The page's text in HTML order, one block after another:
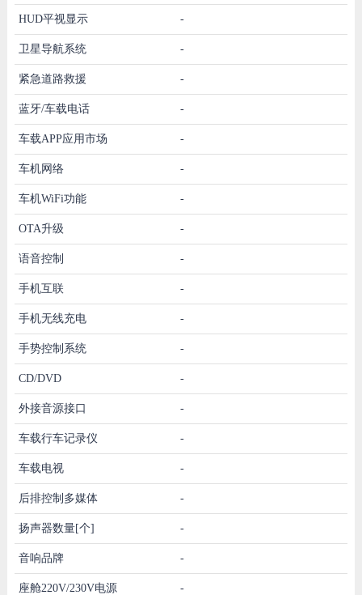
HUD平视显示 -
卫星导航系统 -
紧急道路救援 -
蓝牙/车载电话 -
车载APP应用市场 -
车机网络 -
车机WiFi功能 -
OTA升级 -
语音控制 -
手机互联 -
手机无线充电 -
手势控制系统 -
CD/DVD -
外接音源接口 -
车载行车记录仪 -
车载电视 -
后排控制多媒体 -
扬声器数量[个] -
音响品牌 -
座舱220V/230V电源 -